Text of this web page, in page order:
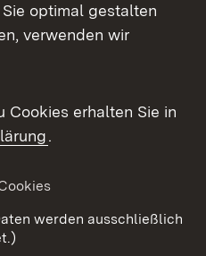
optimal gestalten
verwenden wir
Cookies erhalten Sie in
.
werden ausschließlich